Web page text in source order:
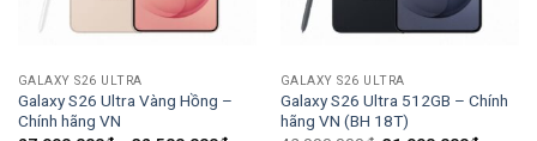
GALAXY S26 ULTRA
Galaxy S26 Ultra Vàng Hồng –
Chính hãng VN
GALAXY S26 ULTRA
Galaxy S26 Ultra 512GB – Chính
hãng VN (BH 18T)